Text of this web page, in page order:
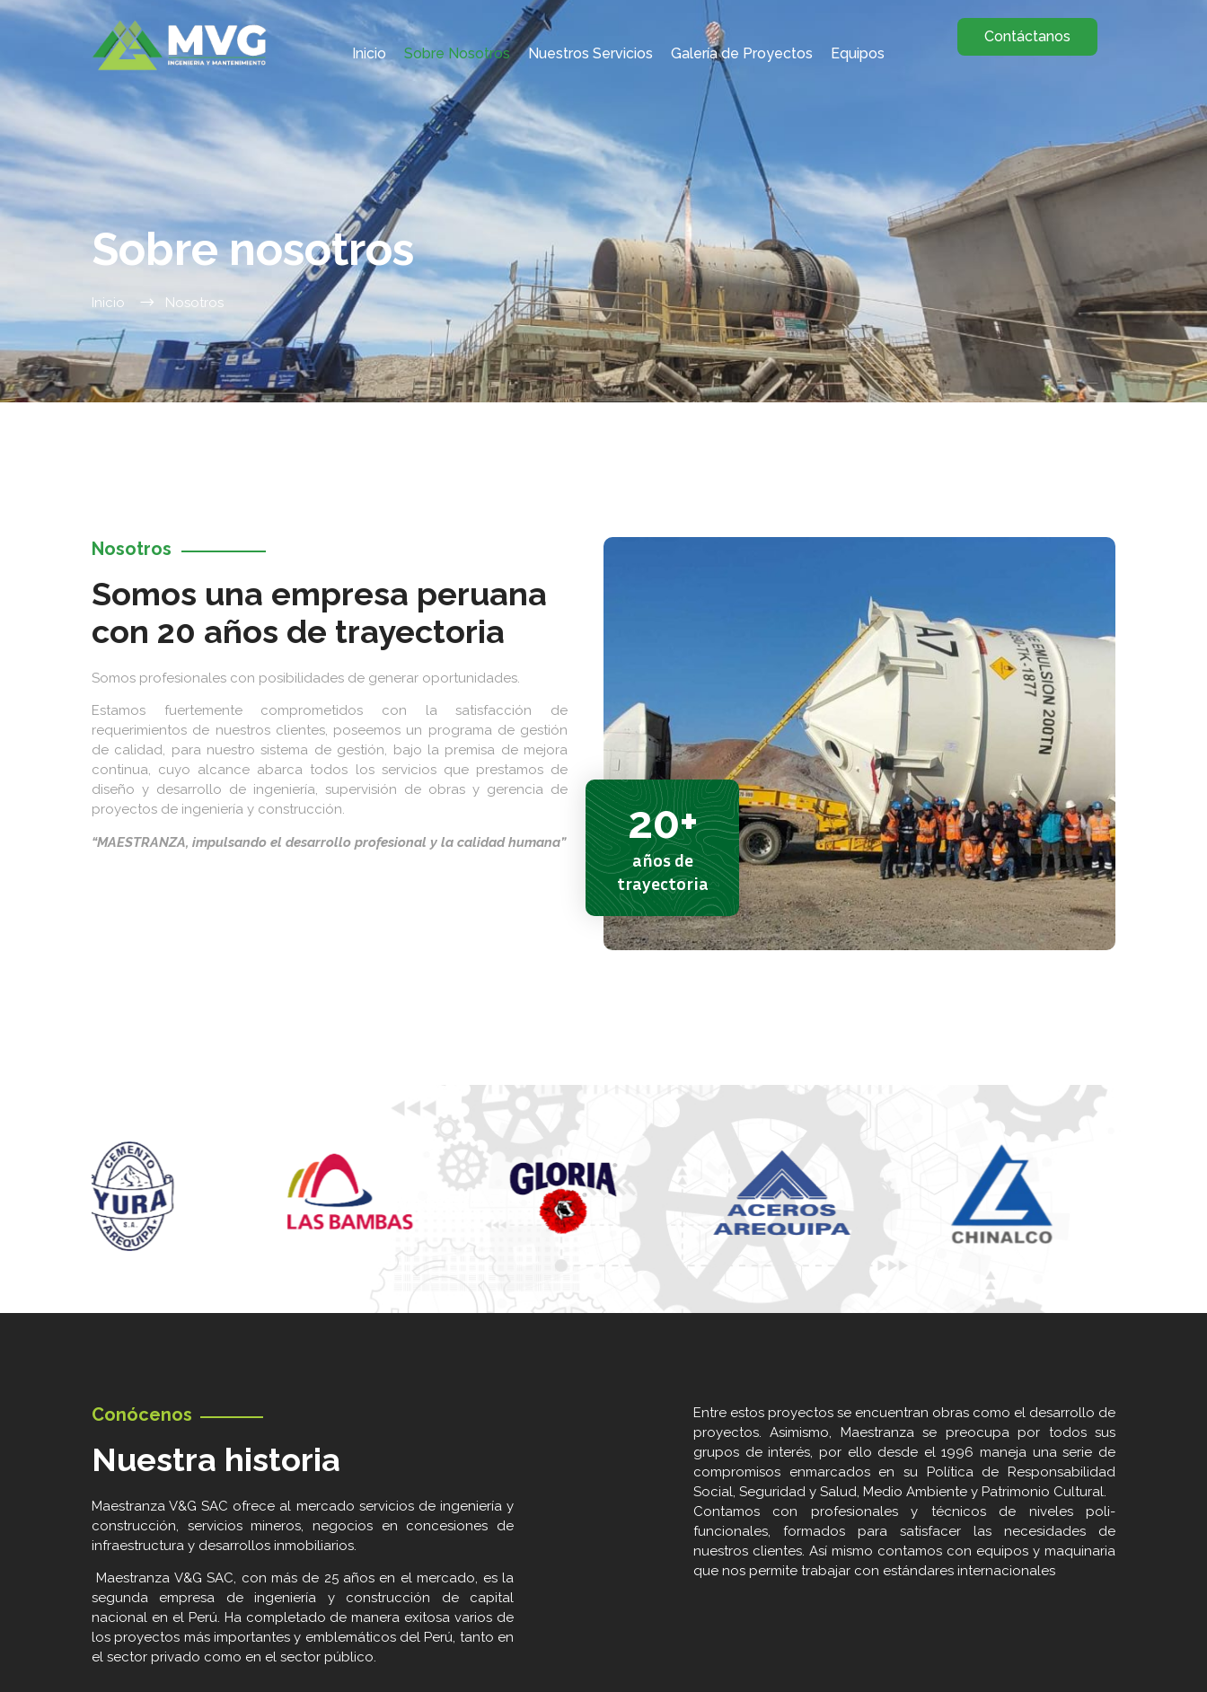
Inicio Sobre Nosotros Nuestros Servicios Galería de Proyectos Equipos
Contáctanos
Sobre nosotros
Inicio Nosotros
Nosotros
Somos una empresa peruana
con 20 años de trayectoria
Somos profesionales con posibilidades de generar oportunidades.
Estamos fuertemente comprometidos con la satisfacción de
requerimientos de nuestros clientes, poseemos un programa de gestión
de calidad, para nuestro sistema de gestión, bajo la premisa de mejora
continua, cuyo alcance abarca todos los servicios que prestamos de
diseño y desarrollo de ingeniería, supervisión de obras y gerencia de
proyectos de ingeniería y construcción.
“MAESTRANZA, impulsando el desarrollo profesional y la calidad humana” 20+
años de
trayectoria
Conócenos
Nuestra historia
Maestranza V&G SAC ofrece al mercado servicios de ingeniería y
construcción, servicios mineros, negocios en concesiones de
infraestructura y desarrollos inmobiliarios.
Maestranza V&G SAC, con más de 25 años en el mercado, es la
segunda empresa de ingeniería y construcción de capital
nacional en el Perú. Ha completado de manera exitosa varios de
los proyectos más importantes y emblemáticos del Perú, tanto en
el sector privado como en el sector público.
Entre estos proyectos se encuentran obras como el desarrollo de
proyectos. Asimismo, Maestranza se preocupa por todos sus
grupos de interés, por ello desde el 1996 maneja una serie de
compromisos enmarcados en su Política de Responsabilidad
Social, Seguridad y Salud, Medio Ambiente y Patrimonio Cultural.
Contamos con profesionales y técnicos de niveles poli-
funcionales, formados para satisfacer las necesidades de
nuestros clientes. Así mismo contamos con equipos y maquinaria
que nos permite trabajar con estándares internacionales